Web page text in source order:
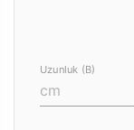
Uzunluk (B)